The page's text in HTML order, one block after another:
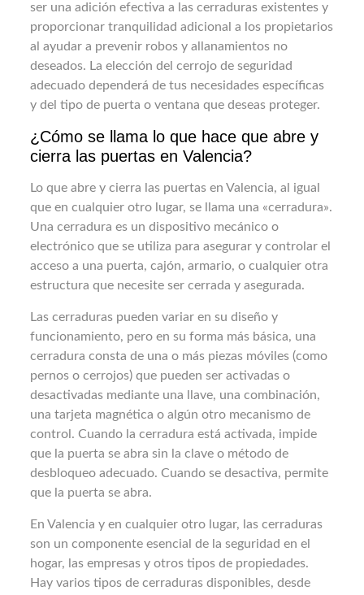
ser una adición efectiva a las cerraduras existentes y
proporcionar tranquilidad adicional a los propietarios
al ayudar a prevenir robos y allanamientos no
deseados. La elección del cerrojo de seguridad
adecuado dependerá de tus necesidades específicas
y del tipo de puerta o ventana que deseas proteger.
¿Cómo se llama lo que hace que abre y
cierra las puertas en Valencia?
Lo que abre y cierra las puertas en Valencia, al igual
que en cualquier otro lugar, se llama una «cerradura».
Una cerradura es un dispositivo mecánico o
electrónico que se utiliza para asegurar y controlar el
acceso a una puerta, cajón, armario, o cualquier otra
estructura que necesite ser cerrada y asegurada.
Las cerraduras pueden variar en su diseño y
funcionamiento, pero en su forma más básica, una
cerradura consta de una o más piezas móviles (como
pernos o cerrojos) que pueden ser activadas o
desactivadas mediante una llave, una combinación,
una tarjeta magnética o algún otro mecanismo de
control. Cuando la cerradura está activada, impide
que la puerta se abra sin la clave o método de
desbloqueo adecuado. Cuando se desactiva, permite
que la puerta se abra.
En Valencia y en cualquier otro lugar, las cerraduras
son un componente esencial de la seguridad en el
hogar, las empresas y otros tipos de propiedades.
Hay varios tipos de cerraduras disponibles, desde